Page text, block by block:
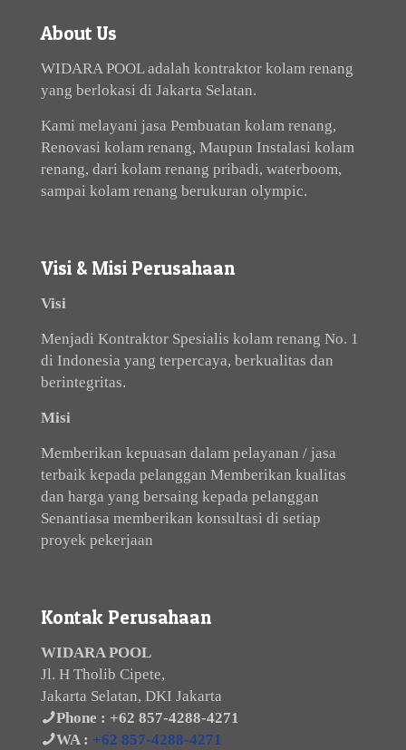
About Us
WIDARA POOL adalah kontraktor kolam renang
yang berlokasi di Jakarta Selatan.
Kami melayani jasa Pembuatan kolam renang,
Renovasi kolam renang, Maupun Instalasi kolam
renang, dari kolam renang pribadi, waterboom,
sampai kolam renang berukuran olympic.
Visi & Misi Perusahaan
Visi
Menjadi Kontraktor Spesialis kolam renang No. 1
di Indonesia yang terpercaya, berkualitas dan
berintegritas.
Misi
Memberikan kepuasan dalam pelayanan / jasa
terbaik kepada pelanggan Memberikan kualitas
dan harga yang bersaing kepada pelanggan
Senantiasa memberikan konsultasi di setiap
proyek pekerjaan
Kontak Perusahaan
WIDARA POOL
Jl. H Tholib Cipete,
Jakarta Selatan, DKI Jakarta
Phone : +62 857-4288-4271
WA : +62 857-4288-4271